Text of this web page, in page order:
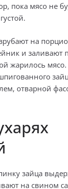
пока мясо не
на
и заливают
жарилось
отварной
зайца
на свином